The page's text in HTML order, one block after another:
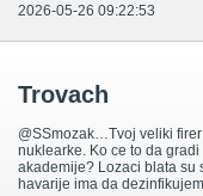
2026-05-26 09:22:53
Trovach
@SSmozak…Tvoj veliki
nuklearke. Ko ce to da
akademije? Lozaci blata su
havarije ima da